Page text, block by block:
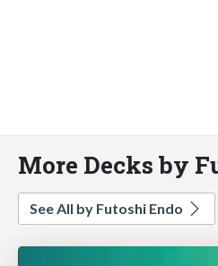
More Decks by
See All by Futoshi Endo